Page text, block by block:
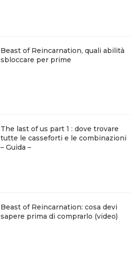
Beast of Reincarnation, quali abilità
sbloccare per prime
The last of us part 1 : dove trovare
tutte le casseforti e le combinazioni
– Guida –
Beast of Reincarnation: cosa devi
sapere prima di comprarlo (video)